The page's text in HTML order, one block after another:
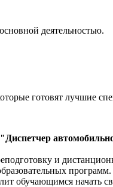
деятельностью.
готовят лучшие
и
обучающимся начать